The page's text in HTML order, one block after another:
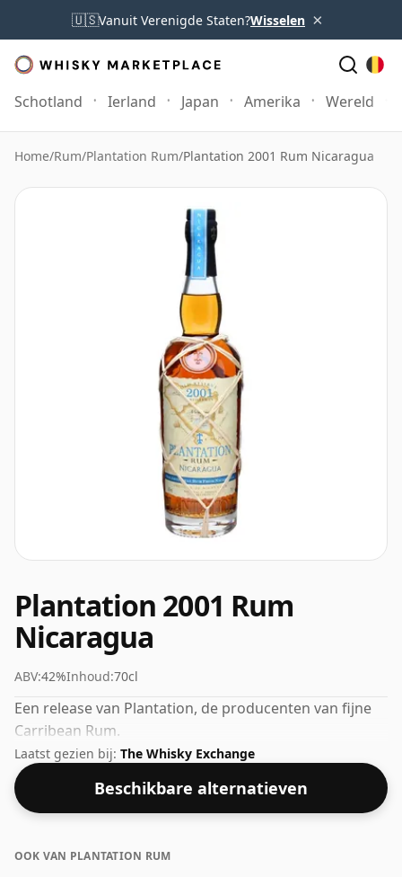
🇺🇸Vanuit Verenigde Staten?Wisselen ×
Schotland Ierland Japan Amerika Wereld
Home/Rum/Plantation Rum/Plantation 2001 Rum Nicaragua
Plantation 2001 Rum
Nicaragua
ABV:42%Inhoud:70cl
Een release van Plantation, de producenten van fijne
Carribean Rum.
Laatst gezien bij: The Whisky Exchange
Beschikbare alternatieven
OOK VAN PLANTATION RUM